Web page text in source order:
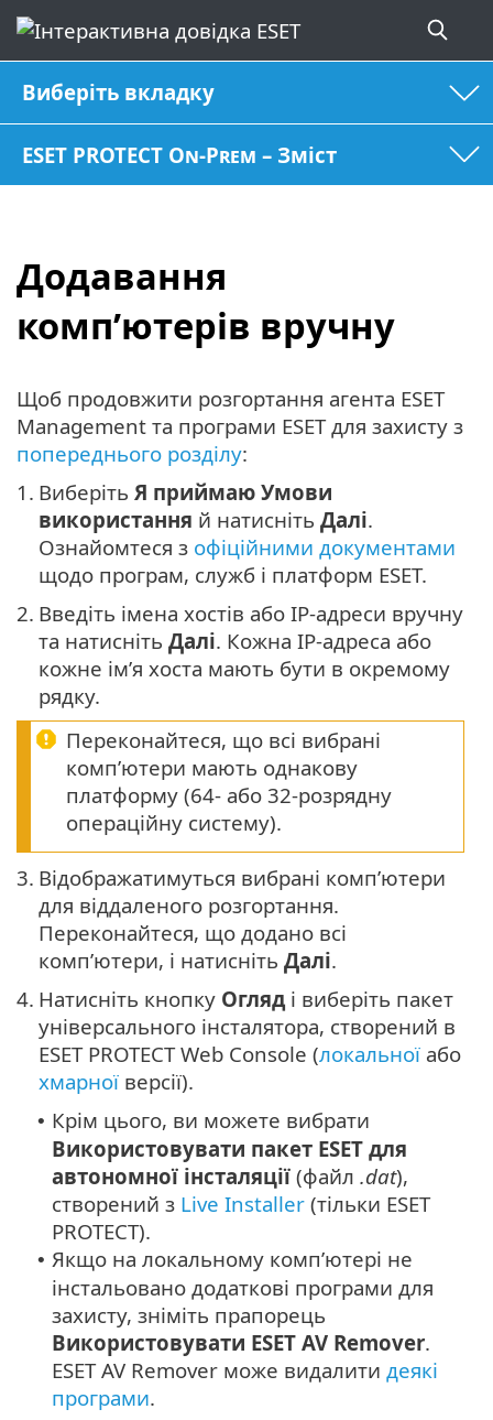
Виберіть вкладку
ESET PROTECT On-Prem – Зміст
Додавання
комп’ютерів вручну
Щоб продовжити розгортання агента ESET
Management та програми ESET для захисту з
попереднього розділу:
1. Виберіть Я приймаю Умови
використання й натисніть Далі.
Ознайомтеся з офіційними документами
щодо програм, служб і платформ ESET.
2. Введіть імена хостів або IP-адреси вручну
та натисніть Далі. Кожна IP-адреса або
кожне ім’я хоста мають бути в окремому
рядку.
Переконайтеся, що всі вибрані
комп’ютери мають однакову
платформу (64- або 32-розрядну
операційну систему).
3. Відображатимуться вибрані комп’ютери
для віддаленого розгортання.
Переконайтеся, що додано всі
комп’ютери, і натисніть Далі.
4. Натисніть кнопку Огляд і виберіть пакет
універсального інсталятора, створений в
ESET PROTECT Web Console (локальної або
хмарної версії).
• Крім цього, ви можете вибрати
Використовувати пакет ESET для
автономної інсталяції (файл .dat),
створений з Live Installer (тільки ESET
PROTECT).
• Якщо на локальному комп’ютері не
інстальовано додаткові програми для
захисту, зніміть прапорець
Використовувати ESET AV Remover.
ESET AV Remover може видалити деякі
програми.